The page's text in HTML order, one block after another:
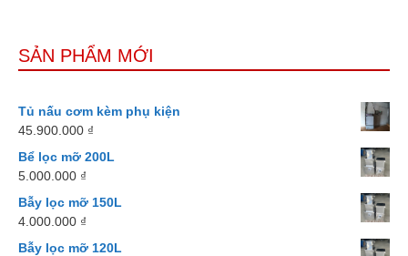
SẢN PHẨM MỚI
Tủ nấu cơm kèm phụ kiện
45.900.000 ₫
Bể lọc mỡ 200L
5.000.000 ₫
Bẫy lọc mỡ 150L
4.000.000 ₫
Bẫy lọc mỡ 120L